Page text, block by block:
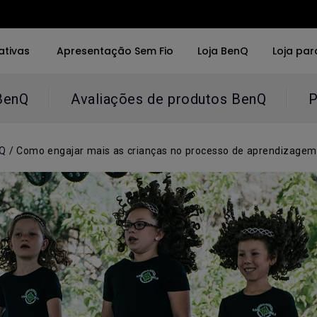
4K UHD (3840×2160)
Projeção de Tiro Curto
LED
Laser
Com Android TV
Com Baixa Latência
Salas de Reunião
Interativos
Instalação
da Tela
de ajuste de
Apresentação Sem Fio Loja BenQ Loja
Avaliações de produtos BenQ
/ Como engajar mais as crianças no processo de